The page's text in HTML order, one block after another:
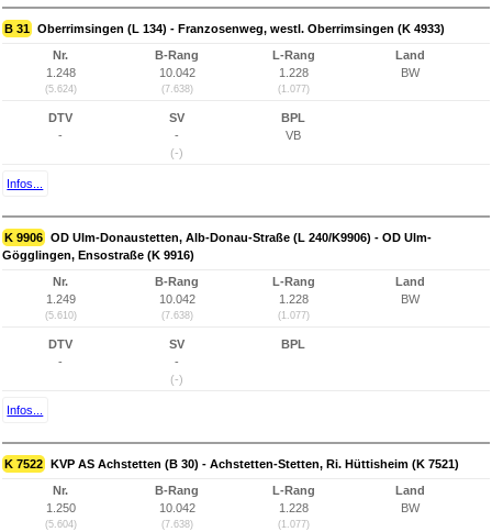
B 31 Oberrimsingen (L 134) - Franzosenweg, westl. Oberrimsingen (K 4933)
Nr.
1.248
(5.624)
B-Rang
10.042
(7.638)
L-Rang
1.228
(1.077)
Land
BW
DTV
-
SV
-
(-)
BPL
VB
Infos...
K 9906 OD Ulm-Donaustetten, Alb-Donau-Straße (L 240/K9906) - OD Ulm-
Gögglingen, Ensostraße (K 9916)
Nr.
1.249
(5.610)
B-Rang
10.042
(7.638)
L-Rang
1.228
(1.077)
Land
BW
DTV
-
SV
-
(-)
BPL
Infos...
K 7522 KVP AS Achstetten (B 30) - Achstetten-Stetten, Ri. Hüttisheim (K 7521)
Nr.
1.250
(5.604)
B-Rang
10.042
(7.638)
L-Rang
1.228
(1.077)
Land
BW